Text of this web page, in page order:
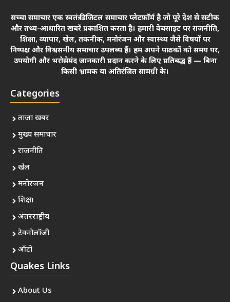
सच्चा समाचार एक स्वतंत्र डिजिटल समाचार प्लेटफ़ॉर्म है जो पूरे देश से सटीक
और तथ्य-आधारित खबरें प्रकाशित करता है। हमारी वेबसाइट पर राजनीति,
शिक्षा, व्यापार, खेल, तकनीक, मनोरंजन और स्वास्थ्य जैसे विषयों पर
निष्पक्ष और विश्वसनीय समाचार उपलब्ध हैं। हम अपने पाठकों को समय पर,
उपयोगी और भरोसेमंद जानकारी प्रदान करने के लिए प्रतिबद्ध हैं — बिना
किसी भ्रामक या अतिरंजित सामग्री के।
Categories
ताजा खबर
मुख्य समाचार
राजनीति
खेल
मनोरंजन
शिक्षा
अंतरराष्ट्रीय
टेक्नोलॉजी
ऑटो
Quakes Links
About Us